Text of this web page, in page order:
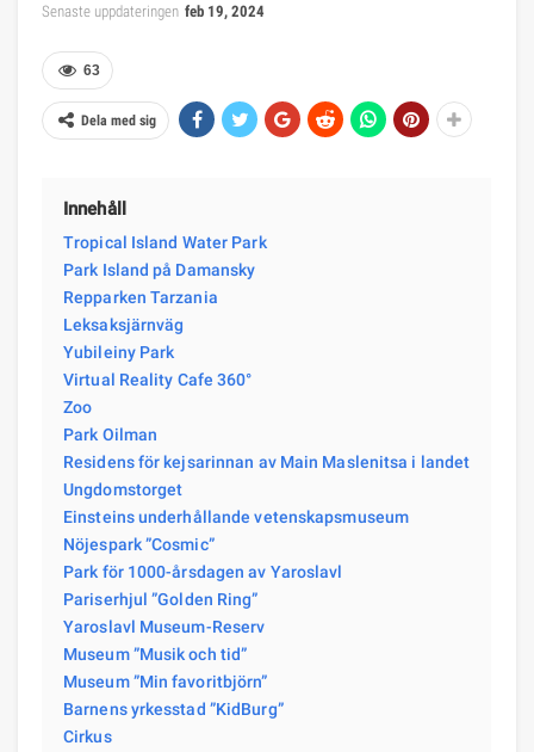
Senaste uppdateringen feb 19, 2024
63
Dela med sig
Innehåll
Tropical Island Water Park
Park Island på Damansky
Repparken Tarzania
Leksaksjärnväg
Yubileiny Park
Virtual Reality Cafe 360°
Zoo
Park Oilman
Residens för kejsarinnan av Main Maslenitsa i landet
Ungdomstorget
Einsteins underhållande vetenskapsmuseum
Nöjespark ”Cosmic”
Park för 1000-årsdagen av Yaroslavl
Pariserhjul ”Golden Ring”
Yaroslavl Museum-Reserv
Museum ”Musik och tid”
Museum ”Min favoritbjörn”
Barnens yrkesstad ”KidBurg”
Cirkus